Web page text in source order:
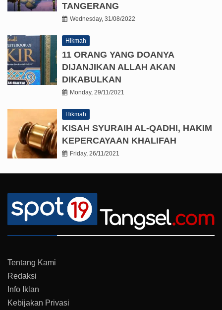
TANGERANG
Wednesday, 31/08/2022
Hikmah
11 ORANG YANG DOANYA
DIJANJIKAN ALLAH AKAN
DIKABULKAN
Monday, 29/11/2021
Hikmah
KISAH SYURAIH AL-QADHI, HAKIM
KEPERCAYAAN KHALIFAH
Friday, 26/11/2021
Tentang Kami
Redaksi
Info Iklan
Kebijakan Privasi